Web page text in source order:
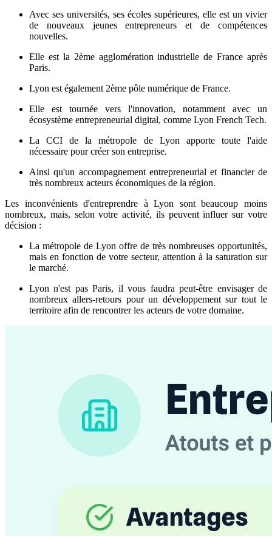
Avec ses universités, ses écoles supérieures, elle est un vivier
de nouveaux jeunes entrepreneurs et de compétences
nouvelles.
Elle est la 2ème agglomération industrielle de France après
Paris.
Lyon est également 2ème pôle numérique de France.
Elle est tournée vers l'innovation, notamment avec un
écosystème entrepreneurial digital, comme Lyon French Tech.
La CCI de la métropole de Lyon apporte toute l'aide
nécessaire pour créer son entreprise.
Ainsi qu'un accompagnement entrepreneurial et financier de
très nombreux acteurs économiques de la région.
Les inconvénients d'entreprendre à Lyon sont beaucoup moins
nombreux, mais, selon votre activité, ils peuvent influer sur votre
décision :
La métropole de Lyon offre de très nombreuses opportunités,
mais en fonction de votre secteur, attention à la saturation sur
le marché.
Lyon n'est pas Paris, il vous faudra peut-être envisager de
nombreux allers-retours pour un développement sur tout le
territoire afin de rencontrer les acteurs de votre domaine.